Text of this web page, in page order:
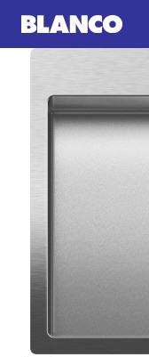
1 /0